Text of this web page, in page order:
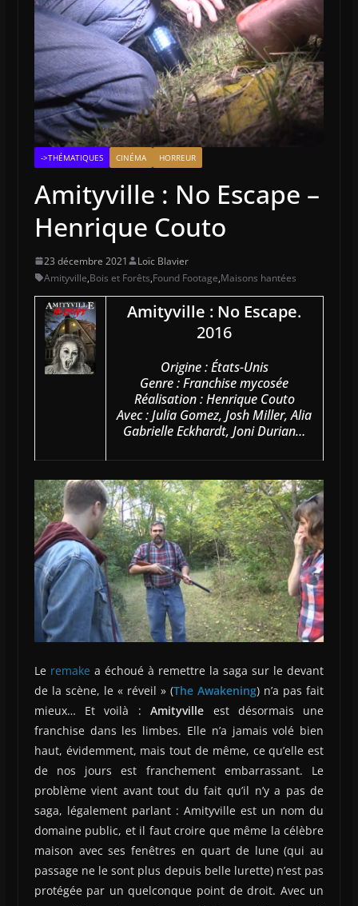
->THÉMATIQUES CINÉMA HORREUR
Amityville : No Escape –
Henrique Couto
23 décembre 2021
Loïc Blavier
Amityville,Bois et Forêts,Found Footage,Maisons hantées
Amityville : No Escape.
2016
Origine : États-Unis
Genre : Franchise mycosée
Réalisation : Henrique Couto
Avec : Julia Gomez, Josh Miller, Alia
Gabrielle Eckhardt, Joni Durian…
Le remake a échoué à remettre la saga sur le devant
de la scène, le « réveil » (The Awakening) n’a pas fait
mieux… Et voilà :Amityville est désormais une
franchise dans les limbes. Elle n’a jamais volé bien
haut, évidemment, mais tout de même, ce qu’elle est
de nos jours est franchement embarrassant. Le
problème vient avant tout du fait qu’il n’y a pas de
saga, légalement parlant : Amityville est un nom du
domaine public, et il faut croire que même la célèbre
maison avec ses fenêtres en quart de lune (qui au
passage ne le sont plus depuis belle lurette) n’est pas
protégée par un quelconque point de droit. Avec un